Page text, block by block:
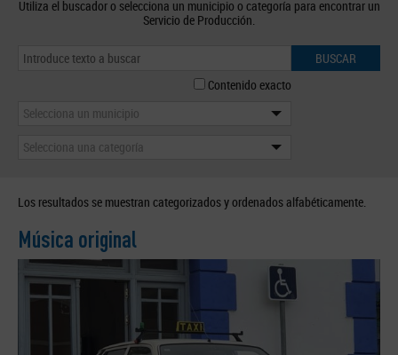
Utiliza el buscador o selecciona un municipio o categoría para encontrar un
Servicio de Producción.
BUSCAR
Contenido exacto
Selecciona un municipio
Selecciona una categoría
Los resultados se muestran categorizados y ordenados alfabéticamente.
Música original